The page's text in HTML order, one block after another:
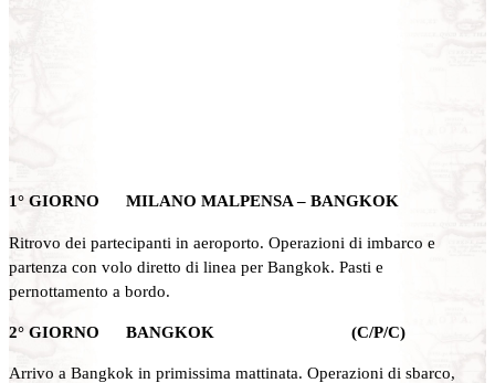
1° GIORNO MILANO MALPENSA – BANGKOK
Ritrovo dei partecipanti in aeroporto. Operazioni di imbarco e
partenza con volo diretto di linea per Bangkok. Pasti e
pernottamento a bordo.
2° GIORNO BANGKOK (C/P/C)
Arrivo a Bangkok in primissima mattinata. Operazioni di sbarco,